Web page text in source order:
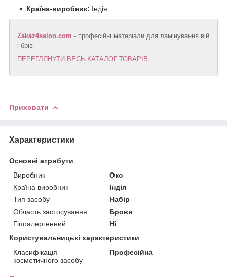
Країна-виробник: Індія
Zakaz4salon.com - професійні матеріали для ламінування вій
і брів
ПЕРЕГЛЯНУТИ ВЕСЬ КАТАЛОГ ТОВАРІВ
Приховати
Характеристики
Основні атрибути
Виробник
Око
Країна виробник
Індія
Тип засобу
Набір
Область застосування
Брови
Гіпоалергенний
Ні
Користувальницькі характеристики
Класифікація
косметичного засобу
Професійна